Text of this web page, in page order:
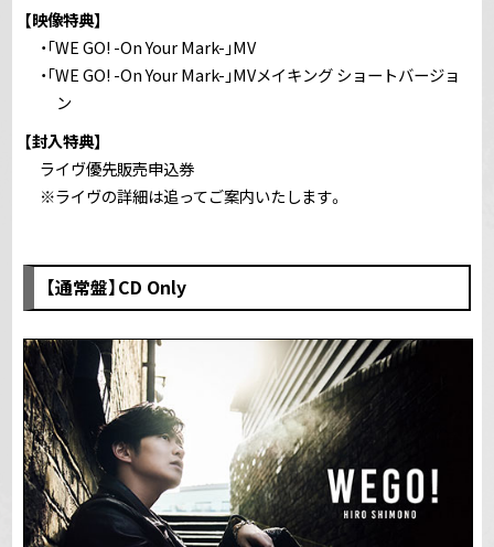
【映像特典】
・｢WE GO! -On Your Mark-｣MV
・｢WE GO! -On Your Mark-｣MVメイキング ショートバージョ
ン
【封入特典】
ライヴ優先販売申込券
※ライヴの詳細は追ってご案内いたします。
【通常盤】CD Only